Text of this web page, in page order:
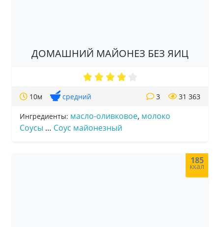
ДОМАШНИЙ МАЙОНЕЗ БЕЗ ЯИЦ
10м средний 31 363
3
Ингредиенты: масло-оливковое, молоко
Соусы … Соус майонезный
185
ккал